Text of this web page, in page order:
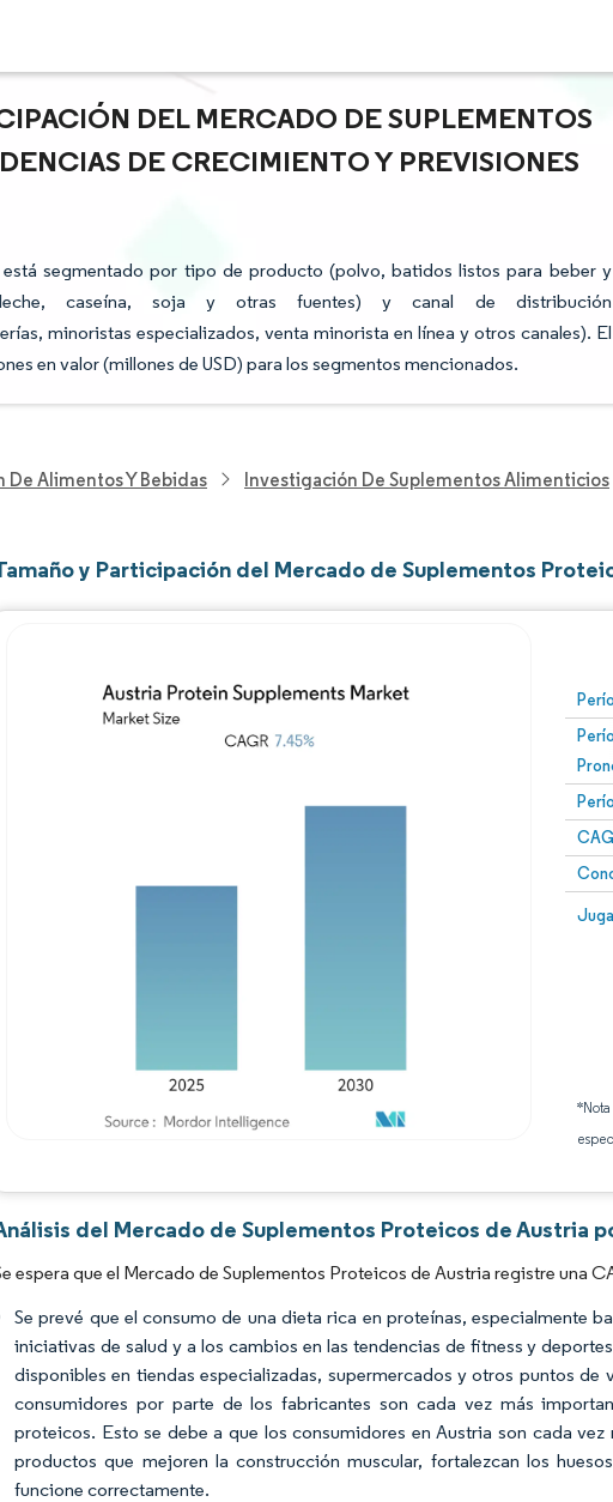
DEL MERCADO DE SUPLEMENTOS
DE CRECIMIENTO Y PREVISIONES
segmentado por tipo de producto (polvo, batidos listos para beber y
caseína, soja y otras fuentes) y canal de distribución
minoristas especializados, venta minorista en línea y otros canales). El
en valor (millones de USD) para los segmentos mencionados.
De Alimentos Y Bebidas Investigación De Suplementos Alimenticios
y Participación del Mercado de Suplementos
del Mercado de Suplementos Proteicos de Austria
espera que el Mercado de Suplementos Proteicos de Austria registre una
Se prevé que el consumo de una dieta rica en proteínas, especialmente
iniciativas de salud y a los cambios en las tendencias de fitness y
disponibles en tiendas especializadas, supermercados y otros puntos
consumidores por parte de los fabricantes son cada vez más
proteicos. Esto se debe a que los consumidores en Austria son cada
productos que mejoren la construcción muscular, fortalezcan los
funcione correctamente.